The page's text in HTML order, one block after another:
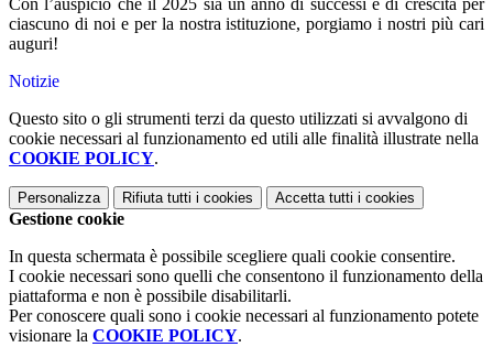
Con l’auspicio che il 2025 sia un anno di successi e di crescita per
ciascuno di noi e per la nostra istituzione, porgiamo i nostri più cari
auguri!
Notizie
Questo sito o gli strumenti terzi da questo utilizzati si avvalgono di
cookie necessari al funzionamento ed utili alle finalità illustrate nella
COOKIE POLICY.
Personalizza Rifiuta tutti i cookies Accetta tutti i cookies
Gestione cookie
In questa schermata è possibile scegliere quali cookie consentire.
I cookie necessari sono quelli che consentono il funzionamento della
piattaforma e non è possibile disabilitarli.
Per conoscere quali sono i cookie necessari al funzionamento potete
visionare la COOKIE POLICY.